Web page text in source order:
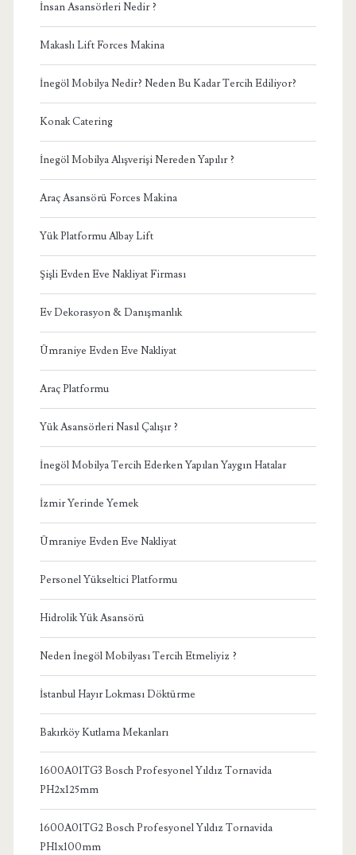
İnsan Asansörleri Nedir ?
Makaslı Lift Forces Makina
İnegöl Mobilya Nedir? Neden Bu Kadar Tercih Ediliyor?
Konak Catering
İnegöl Mobilya Alışverişi Nereden Yapılır ?
Araç Asansörü Forces Makina
Yük Platformu Albay Lift
Şişli Evden Eve Nakliyat Firması
Ev Dekorasyon & Danışmanlık
Ümraniye Evden Eve Nakliyat
Araç Platformu
Yük Asansörleri Nasıl Çalışır ?
İnegöl Mobilya Tercih Ederken Yapılan Yaygın Hatalar
İzmir Yerinde Yemek
Ümraniye Evden Eve Nakliyat
Personel Yükseltici Platformu
Hidrolik Yük Asansörü
Neden İnegöl Mobilyası Tercih Etmeliyiz ?
İstanbul Hayır Lokması Döktürme
Bakırköy Kutlama Mekanları
1600A01TG3 Bosch Profesyonel Yıldız Tornavida
PH2x125mm
1600A01TG2 Bosch Profesyonel Yıldız Tornavida
PH1x100mm